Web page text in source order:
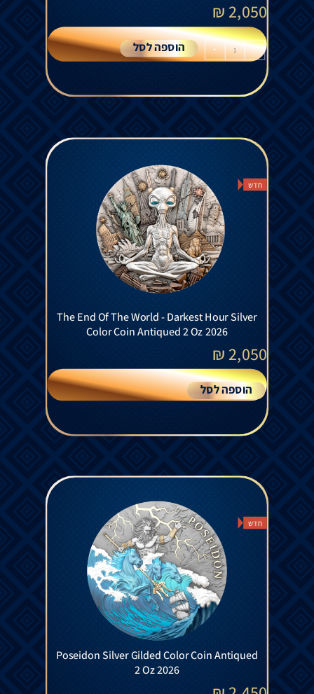
2,050
₪
-
+ הוספה לסל
חדש
The End Of The World - Darkest Hour Silver
Color Coin Antiqued 2 Oz 2026
2,050
₪
הוספה לסל
חדש
Poseidon Silver Gilded Color Coin Antiqued
2 Oz 2026